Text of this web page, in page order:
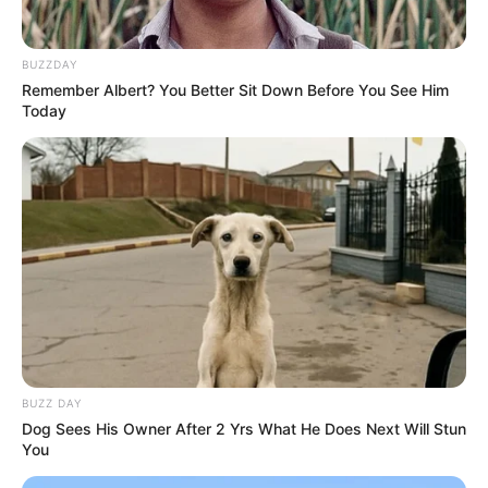
Milli Məclis xəbər cərimələr
Bizi Facebook-da
izləyin
Bizi Twitter-da
izləyin
Bizə yazın: (+99450) 247 90 86
ƏLAQƏLI MÖVZULAR
BUZZDAY
Remember Albert? You Better Sit Down Before You See Him
Today
BUZZ DAY
Dog Sees His Owner After 2 Yrs What He Does Next Will Stun
You